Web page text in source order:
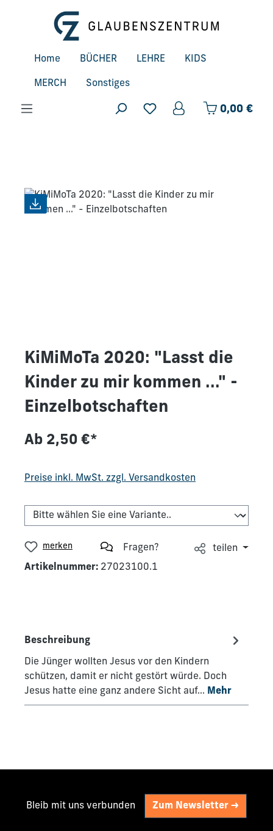
Zum Hauptinhalt springen
Home BÜCHER LEHRE KIDS
MERCH Sonstiges
0,00 €
KiMiMoTa 2020: "Lasst die
Kinder zu mir kommen ..." -
Einzelbotschaften
Ab 2,50 €*
Preise inkl. MwSt. zzgl. Versandkosten
merken Fragen?
teilen
Artikelnummer: 27023100.1
Beschreibung
Die Jünger wollten Jesus vor den Kindern
schützen, damit er nicht gestört würde. Doch
Jesus hatte eine ganz andere Sicht auf… Mehr
Bleib mit uns verbunden Zum Newsletter ->